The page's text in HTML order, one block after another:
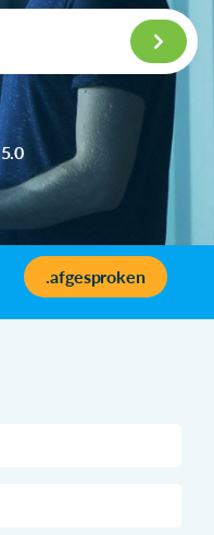
.afgesproken